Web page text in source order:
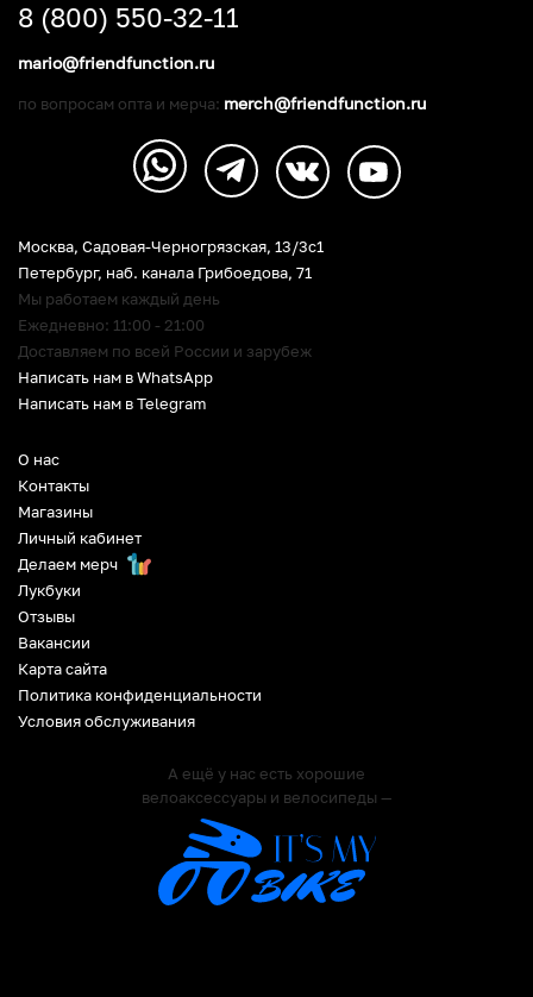
О нас
Контакты
Магазины
Личный кабинет
Делаем мерч
Лукбуки
Отзывы
Вакансии
Карта сайта
Политика конфиденциальности
Условия обслуживания
А ещё у нас есть хорошие
велоаксессуары и велосипеды —
Москва, Садовая-Черногрязская, 13/3c1
Петербург, наб. канала Грибоедова, 71
Мы работаем каждый день
Ежедневно: 11:00 - 21:00
Доставляем по всей России и зарубеж
Написать нам в WhatsApp
Написать нам в Telegram
8 (800) 550-32-11
mario@friendfunction.ru
по вопросам опта и мерча: merch@friendfunction.ru